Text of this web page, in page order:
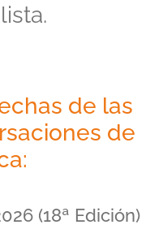
de las
de
(18ª Edición)